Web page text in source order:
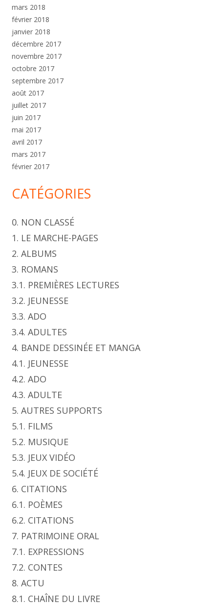
mars 2018
février 2018
janvier 2018
décembre 2017
novembre 2017
octobre 2017
septembre 2017
août 2017
juillet 2017
juin 2017
mai 2017
avril 2017
mars 2017
février 2017
CATÉGORIES
0. NON CLASSÉ
1. LE MARCHE-PAGES
2. ALBUMS
3. ROMANS
3.1. PREMIÈRES LECTURES
3.2. JEUNESSE
3.3. ADO
3.4. ADULTES
4. BANDE DESSINÉE ET MANGA
4.1. JEUNESSE
4.2. ADO
4.3. ADULTE
5. AUTRES SUPPORTS
5.1. FILMS
5.2. MUSIQUE
5.3. JEUX VIDÉO
5.4. JEUX DE SOCIÉTÉ
6. CITATIONS
6.1. POÈMES
6.2. CITATIONS
7. PATRIMOINE ORAL
7.1. EXPRESSIONS
7.2. CONTES
8. ACTU
8.1. CHAÎNE DU LIVRE